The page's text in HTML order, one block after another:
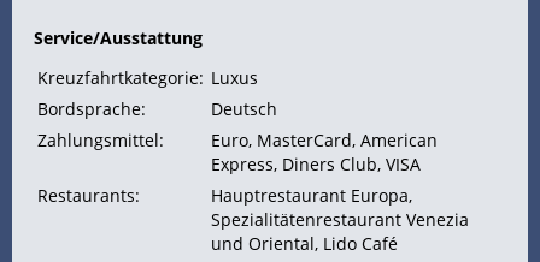
Service/Ausstattung
Kreuzfahrtkategorie: Luxus
Bordsprache:
Deutsch
Zahlungsmittel:
Euro, MasterCard, American
Express, Diners Club, VISA
Restaurants:
Hauptrestaurant Europa,
Spezialitätenrestaurant Venezia
und Oriental, Lido Café